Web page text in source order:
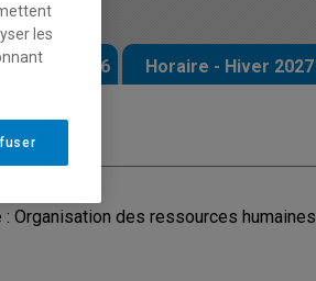
2026 Horaire - Hiver 2027
: Organisation des ressources humaines
les